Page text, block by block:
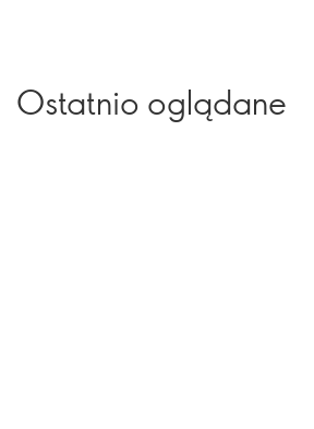
Ostatnio oglądane